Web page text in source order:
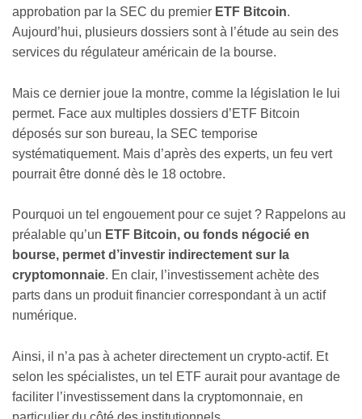
approbation par la SEC du premier ETF Bitcoin.
Aujourd’hui, plusieurs dossiers sont à l’étude au sein des
services du régulateur américain de la bourse.
Mais ce dernier joue la montre, comme la législation le lui
permet. Face aux multiples dossiers d’ETF Bitcoin
déposés sur son bureau, la SEC temporise
systématiquement. Mais d’après des experts, un feu vert
pourrait être donné dès le 18 octobre.
Pourquoi un tel engouement pour ce sujet ? Rappelons au
préalable qu’un ETF Bitcoin, ou fonds négocié en
bourse, permet d’investir indirectement sur la
cryptomonnaie. En clair, l’investissement achète des
parts dans un produit financier correspondant à un actif
numérique.
Ainsi, il n’a pas à acheter directement un crypto-actif. Et
selon les spécialistes, un tel ETF aurait pour avantage de
faciliter l’investissement dans la cryptomonnaie, en